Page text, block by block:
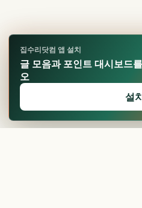
집수리닷컴 앱 설치
글 모음과 포인트 대시보드
오
설